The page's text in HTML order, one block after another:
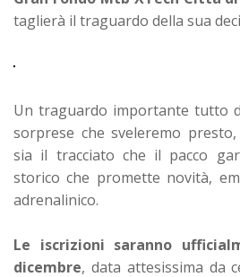
taglierà il traguardo della sua
Un traguardo importante tutto
sorprese che sveleremo
sia il tracciato che il pacco
storico che promette novità,
adrenalinico.
Le iscrizioni saranno
dicembre, data attesissima da